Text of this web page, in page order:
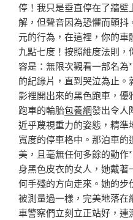
停！我只是垂直停在了牆
解，但聲音因為恐懼而顫
元的行為，在這裡，你的
九點七度！按照維度法則
容是：無限次觀看一部名為
的紀錄片，直到哭泣為止
影裡開出來的黑色跑車，優
跑車的輪胎包養網發出令人
近乎蔑視重力的姿態，精
寬度的停車格中。那泊車
美，且毫無任何多餘的動
身黑色皮衣的女人，她戴
何手殘的方向走來。她的
被測量過一樣，完美地落
車警察們立刻立正站好，